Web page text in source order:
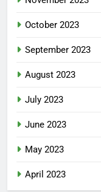
October 2023
September 2023
August 2023
July 2023
June 2023
May 2023
April 2023